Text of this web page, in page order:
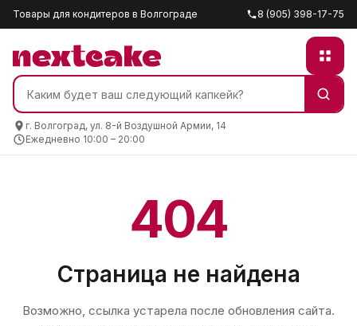
Товары для кондитеров в Волгограде 8 (905) 398-17-75
г. Волгоград, ул. 8-й Воздушной Армии, 14
Ежедневно 10:00 – 20:00
404
Страница не найдена
Возможно, ссылка устарела после обновления сайта.